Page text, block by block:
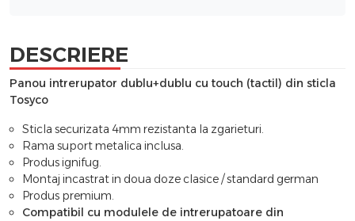
DESCRIERE
Panou intrerupator dublu+dublu cu touch (tactil) din sticla
Tosyco
Sticla securizata 4mm rezistanta la zgarieturi.
Rama suport metalica inclusa.
Produs ignifug.
Montaj incastrat in doua doze clasice / standard german
Produs premium.
Compatibil cu modulele de intrerupatoare din